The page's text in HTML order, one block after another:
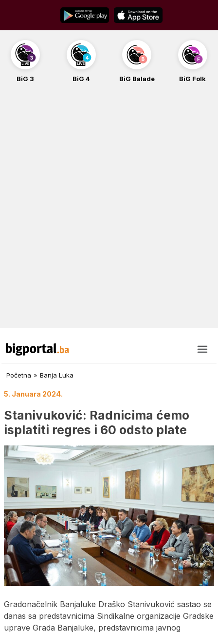
content
BiG Balade BiG Folk
Početna » Banja Luka
5. Januara 2024.
Stanivuković: Radnicima ćemo
isplatiti regres i 60 odsto plate
Gradonačelnik Banjaluke Draško Stanivuković sastao se
danas sa predstavnicima Sindikalne organizacije Gradske
uprave Grada Banjaluke, predstavnicima javnog